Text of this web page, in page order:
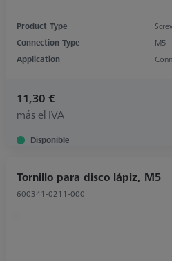
Product Type
Connection Type
M5
Application
11,30 €
más el IVA
Disponible
Tornillo para disco lápiz, M5
600341-0211-000